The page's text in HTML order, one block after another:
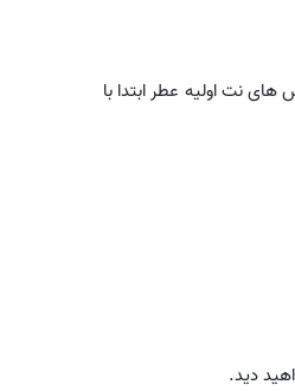
نت اولیه عطر ابتدا با
دید.